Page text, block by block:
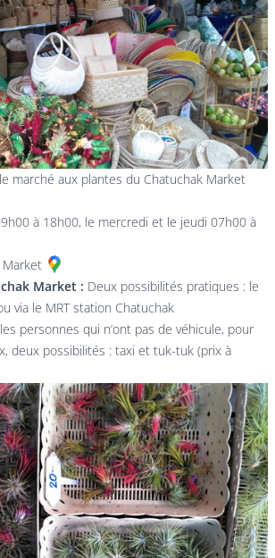
marché aux plantes du Chatuchak Market
à 18h00, le mercredi et le jeudi 07h00 à
Market
Market : Deux possibilités pratiques : le
via le MRT station Chatuchak
personnes qui n’ont pas de véhicule, pour
deux possibilités : taxi et tuk-tuk (prix à